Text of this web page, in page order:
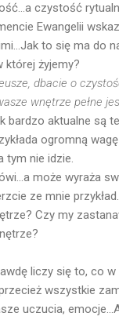
czystość
Ewangelii
to się ma do
której żyjemy?
dbacie o
wnętrze pełne
bardzo aktualne są te
ogromną
tym nie idzie.
może wyraża
ze mnie przykład.
Czy my
liczy się to, co
wszystkie
uczucia,